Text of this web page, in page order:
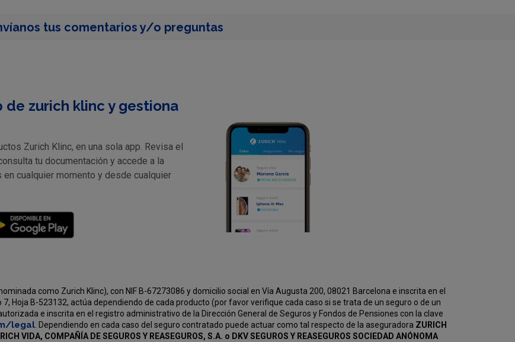
tus comentarios y/o preguntas
de zurich klinc y gestiona
Zurich Klinc, en una sola app. Revisa el
tu documentación y accede a la
cualquier momento y desde cualquier
como Zurich Klinc), con NIF B-67273086 y domicilio social en Vía Augusta 200, 08021 Barcelona e inscrita en el
Hoja B-523132, actúa dependiendo de cada producto (por favor verifique cada caso si se trata de un seguro o de un
e inscrita en el registro administrativo de la Dirección General de Seguros y Fondos de Pensiones con la clave
legal . Dependiendo en cada caso del seguro contratado puede actuar como tal respecto de la aseguradora ZURICH
VIDA, COMPAÑÍA DE SEGUROS Y REASEGUROS, S.A. o DKV SEGUROS Y REASEGUROS SOCIEDAD ANÓNOMA